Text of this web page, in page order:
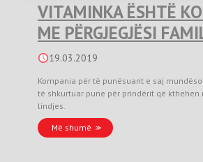
VITAMINKA ËSHTË
ME PËRGJEGJËSI
19.03.2019
Kompania për të punësuarit e saj
të shkurtuar pune për prindërit që kthehen
lindjes.
Më shumë